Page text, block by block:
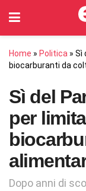
Home » Politica » Sì
biocarburanti da
Sì del
per
Dopo anni di